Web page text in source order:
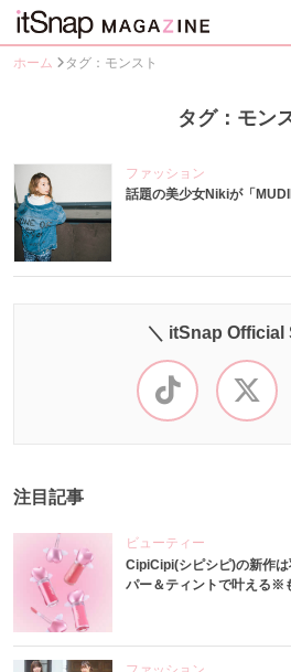
ホーム タグ：モンスト
タグ：モン
ファッション
話題の美少女Nikiが「
＼ itSnap Official
注目記事
ビューティー
CipiCipi(シピシピ)の新作
パー＆ティントで叶える※